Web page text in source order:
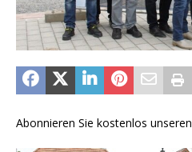
Abonnieren Sie kostenlos unseren